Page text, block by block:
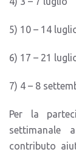
5) 10 – 14
6) 17 – 21
7) 4 – 8
Per la
settimanale
contributo